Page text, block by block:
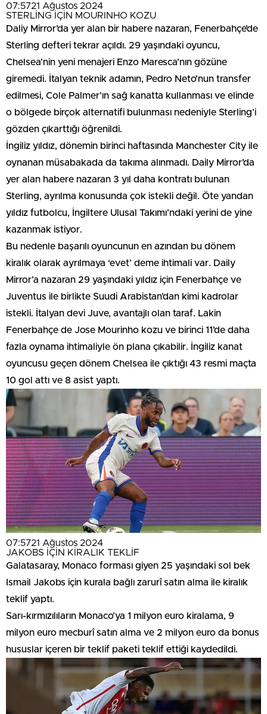
07:5721 Ağustos 2024
STERLİNG İÇİN MOURINHO KOZU
Daliy Mirror’da yer alan bir habere nazaran, Fenerbahçe’de
Sterling defteri tekrar açıldı. 29 yaşındaki oyuncu,
Chelsea’nin yeni menajeri Enzo Maresca’nın gözüne
giremedi. İtalyan teknik adamın, Pedro Neto’nun transfer
edilmesi, Cole Palmer’ın sağ kanatta kullanması ve elinde
o bölgede birçok alternatifi bulunması nedeniyle Sterling’i
gözden çıkarttığı öğrenildi.
İngiliz yıldız, dönemin birinci haftasında Manchester City ile
oynanan müsabakada da takıma alınmadı. Daily Mirror’da
yer alan habere nazaran 3 yıl daha kontratı bulunan
Sterling, ayrılma konusunda çok istekli değil. Öte yandan
yıldız futbolcu, İngiltere Ulusal Takımı’ndaki yerini de yine
kazanmak istiyor.
Bu nedenle başarılı oyuncunun en azından bu dönem
kiralık olarak ayrılmaya ‘evet’ deme ihtimali var. Daily
Mirror’a nazaran 29 yaşındaki yıldız için Fenerbahçe ve
Juventus ile birlikte Suudi Arabistan’dan kimi kadrolar
istekli. İtalyan devi Juve, avantajlı olan taraf. Lakin
Fenerbahçe de Jose Mourinho kozu ve birinci 11’de daha
fazla oynama ihtimaliyle ön plana çıkabilir. İngiliz kanat
oyuncusu geçen dönem Chelsea ile çıktığı 43 resmi maçta
10 gol attı ve 8 asist yaptı.
07:5721 Ağustos 2024
JAKOBS İÇİN KİRALIK TEKLİF
Galatasaray, Monaco forması giyen 25 yaşındaki sol bek
Ismail Jakobs için kurala bağlı zarurî satın alma ile kiralık
teklif yaptı.
Sarı-kırmızılıların Monaco’ya 1 milyon euro kiralama, 9
milyon euro mecburî satın alma ve 2 milyon euro da bonus
hususlar içeren bir teklif paketi teklif ettiği kaydedildi.